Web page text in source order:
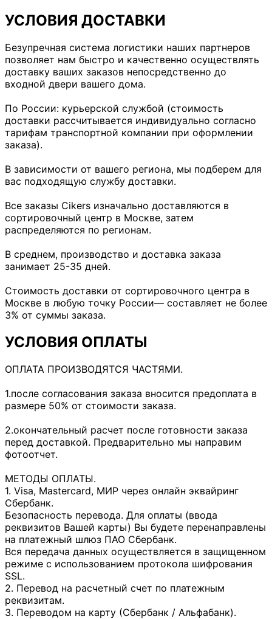
УСЛОВИЯ ДОСТАВКИ
Безупречная система логистики наших партнеров
позволяет нам быстро и качественно осуществлять
доставку ваших заказов непосредственно до
входной двери вашего дома.
По России: курьерской службой (стоимость
доставки рассчитывается индивидуально согласно
тарифам транспортной компании при оформлении
заказа).
В зависимости от вашего региона, мы подберем для
вас подходящую службу доставки.
Все заказы Cikers изначально доставляются в
сортировочный центр в Москве, затем
распределяются по регионам.
В среднем, производство и доставка заказа
занимает 25-35 дней.
Стоимость доставки от сортировочного центра в
Москве в любую точку России— составляет не более
3% от суммы заказа.
УСЛОВИЯ ОПЛАТЫ
ОПЛАТА ПРОИЗВОДЯТСЯ ЧАСТЯМИ.
1.после согласования заказа вносится предоплата в
размере 50% от стоимости заказа.
2.окончательный расчет после готовности заказа
перед доставкой. Предварительно мы направим
фотоотчет.
МЕТОДЫ ОПЛАТЫ.
1. Visa, Mastercard, МИР через онлайн эквайринг
Сбербанк.
Безопасность перевода. Для оплаты (ввода
реквизитов Вашей карты) Вы будете перенаправлены
на платежный шлюз ПАО Сбербанк.
Вся передача данных осуществляется в защищенном
режиме с использованием протокола шифрования
SSL.
2. Перевод на расчетный счет по платежным
реквизитам.
3. Переводом на карту (Сбербанк / Альфабанк).